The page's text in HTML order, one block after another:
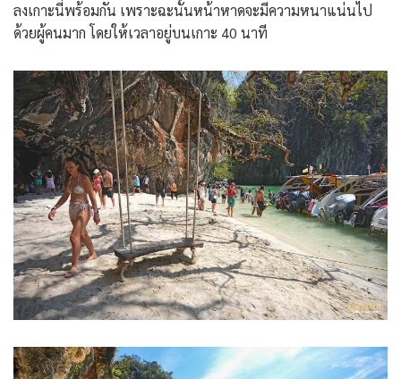
ลงเกาะนี่พร้อมกัน เพราะฉะนั้นหน้าหาดจะมีความหนาแน่นไป
ด้วยผู้คนมาก โดยให้เวลาอยู่บนเกาะ 40 นาที